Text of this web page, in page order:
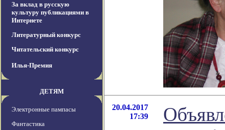
За вклад в русскую
культуру публикациями в
Интернете
Литературный конкурс
Читательский конкурс
Илья-Премия
ДЕТЯМ
Электронные пампасы
Фантастика
20.04.2017
17:39